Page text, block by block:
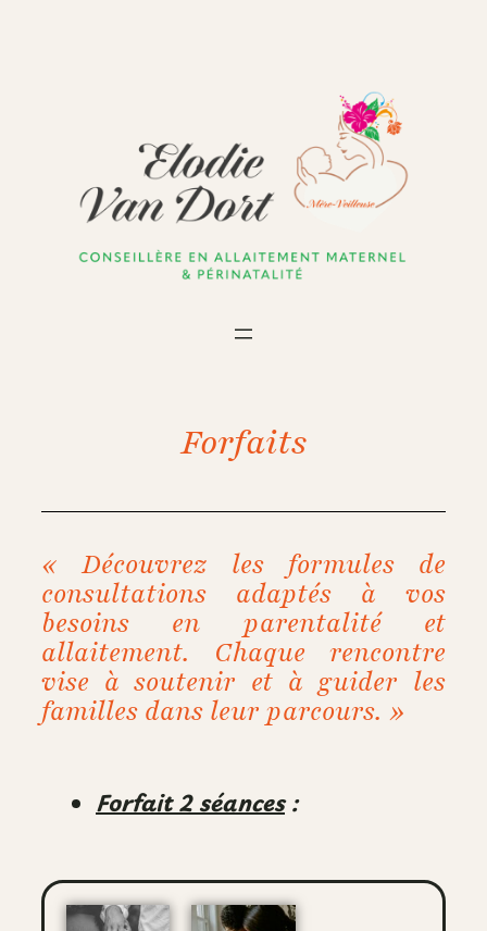
Forfaits
« Découvrez les formules de
consultations adaptés à vos
besoins en parentalité et
allaitement. Chaque rencontre
vise à soutenir et à guider les
familles dans leur parcours. »
Forfait 2 séances: